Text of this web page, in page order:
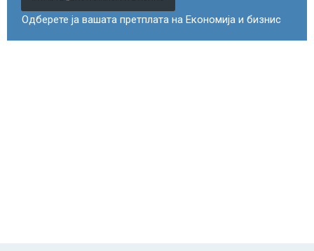
Одберете ја вашата претплата на Економија и бизнис